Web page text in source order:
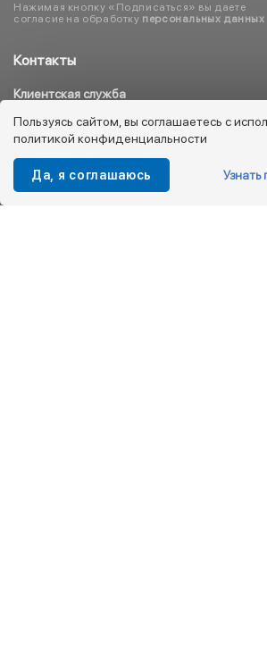
Контакты
Клиентская служба
8 800 333 08 45
info@kotofey.ru
Магазины в Москва (50)
Нажимая кнопку «Подписаться» вы даете
согласие на обработку персональных данных
Пользуясь сайтом, вы соглашаетесь с
политикой конфиденциальности
Да, я соглашаюсь Узнать